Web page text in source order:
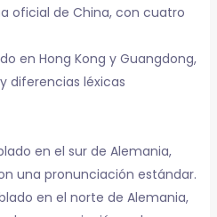
oficial de China, con cuatro
en Hong Kong y Guangdong,
diferencias léxicas
en el sur de Alemania,
una pronunciación estándar.
en el norte de Alemania,